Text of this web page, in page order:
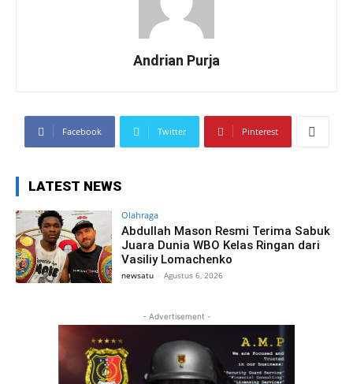
Andrian Purja
Facebook Twitter Pinterest
LATEST NEWS
Olahraga
Abdullah Mason Resmi Terima Sabuk
Juara Dunia WBO Kelas Ringan dari
Vasiliy Lomachenko
newsatu - Agustus 6, 2026
- Advertisement -